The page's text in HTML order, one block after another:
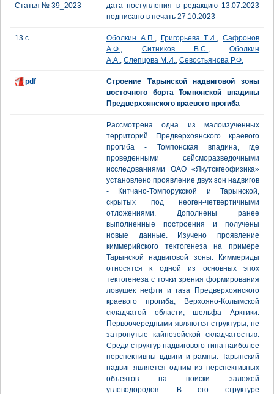
Статья № 39_2023
дата поступления в редакцию 13.07.2023
подписано в печать 27.10.2023
13 с. Оболкин А.П., Григорьева Т.И., Сафронов
А.Ф., Ситников В.С.,Оболкин
А.А., Слепцова М.И., Севостьянова Р.Ф.
pdf
Строение Тарынской надвиговой зоны
восточного борта Томпонской впадины
Предверхоянского краевого прогиба
Рассмотрена одна из малоизученных
территорий Предверхоянского краевого
прогиба - Томпонская впадина, где
проведенными сейсморазведочными
исследованиями ОАО «Якутскгеофизика»
установлено проявление двух зон надвигов
- Китчано-Томпорукской и Тарынской,
скрытых под неоген-четвертичными
отложениями. Дополнены ранее
выполненные построения и получены
новые данные. Изучено проявление
киммерийского тектогенеза на примере
Тарынской надвиговой зоны. Киммериды
относятся к одной из основных эпох
тектогенеза с точки зрения формирования
ловушек нефти и газа Предверхоянского
краевого прогиба, Верхояно-Колымской
складчатой области, шельфа Арктики.
Первоочередными являются структуры, не
затронутые кайнозойской складчатостью.
Среди структур надвигового типа наиболее
перспективны вдвиги и рампы. Тарынский
надвиг является одним из перспективных
объектов на поиски залежей
углеводородов. В его структуре